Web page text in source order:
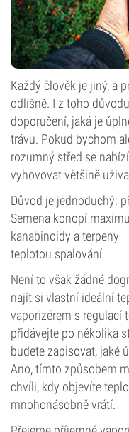
Každý člověk je jiný, a
odlišně. I z toho
doporučení, jaká je
trávu. Pokud bychom
rozumný střed se
vyhovovat většině
Důvod je jednoduchý:
Semena konopí
kanabinoidy a terpeny
teplotou spalování.
Není to však žádné
najít si vlastní ideální
vaporizérem s regulací
přidávejte po několika
budete zapisovat, jaké
Ano, tímto způsobem
chvíli, kdy objevíte
mnohonásobně vrátí.